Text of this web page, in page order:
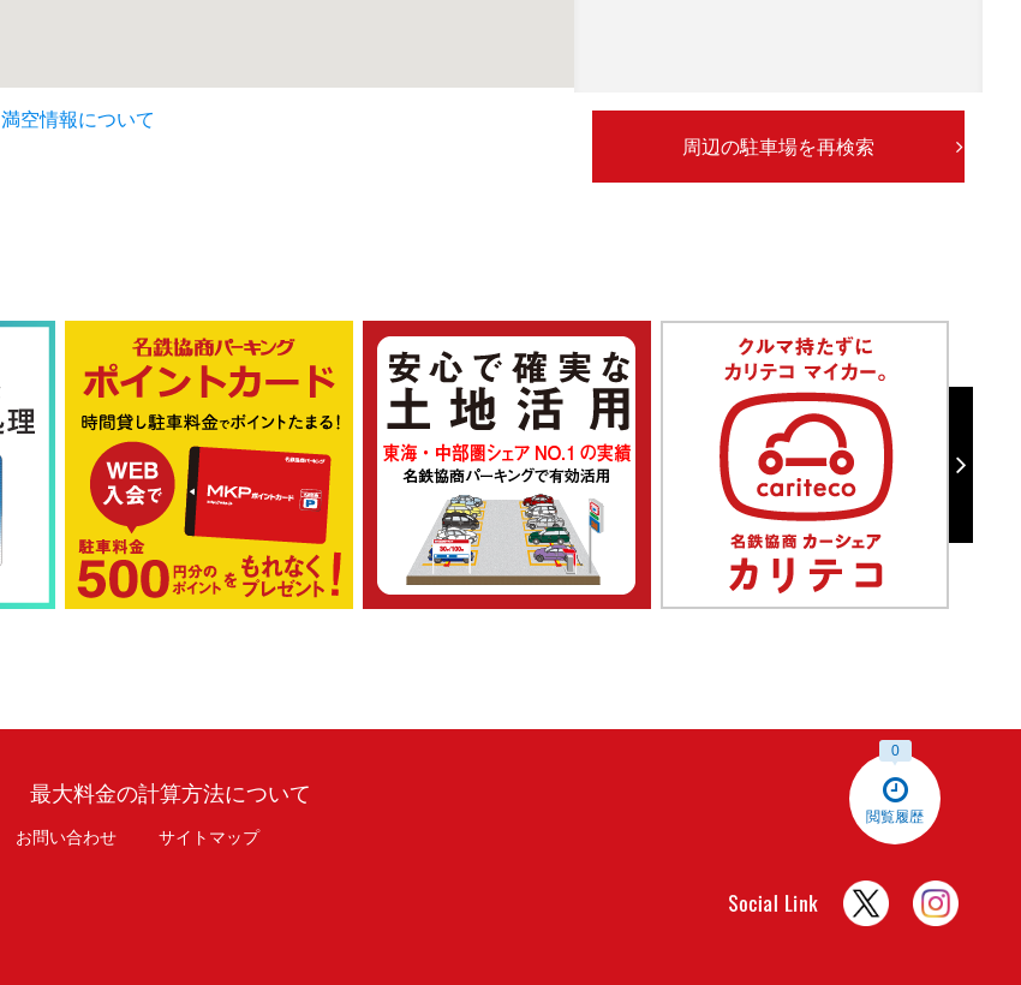
満空情報について
周辺の駐車場を再検索
閲覧履歴
0
最大料金の計算方法について
お問い合わせ サイトマップ